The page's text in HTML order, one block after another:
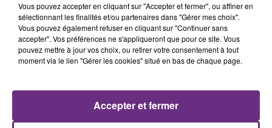
9h32
9h32 9h29
9h29
Vous pouvez accepter en cliquant sur "Accepter et fermer", ou affiner en
sélectionnant les finalités et/ou partenaires dans "Gérer mes choix".
Vous pouvez également refuser en cliquant sur "Continuer sans
accepter". Vos préférences ne s'appliqueront que pour ce site. Vous
pouvez mettre à jour vos choix, ou retirer votre consentement à tout
moment via le lien "Gérer les cookies" situé en bas de chaque page.
Accepter et fermer